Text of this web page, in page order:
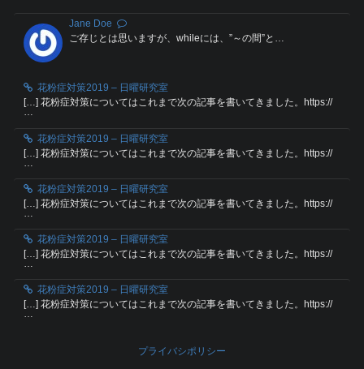
Jane Doe
ご存じとは思いますが、whileには、”～の間”と…
花粉症対策2019 – 日曜研究室
[…] 花粉症対策についてはこれまで次の記事を書いてきました。https://
…
花粉症対策2019 – 日曜研究室
[…] 花粉症対策についてはこれまで次の記事を書いてきました。https://
花粉症対策2019 – 日曜研究室
[…] 花粉症対策についてはこれまで次の記事を書いてきました。https://
…
花粉症対策2019 – 日曜研究室
[…] 花粉症対策についてはこれまで次の記事を書いてきました。https://
…
花粉症対策2019 – 日曜研究室
[…] 花粉症対策についてはこれまで次の記事を書いてきました。https://
…
プライバシポリシー